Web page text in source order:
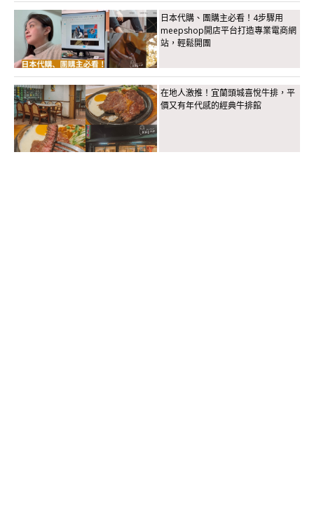
日本代購、團購主必看！4步驟用
meepshop開店平台打造專業電商網
站，輕鬆開團
在地人激推！宜蘭頭城喜悅牛排，平
價又有年代感的經典牛排館